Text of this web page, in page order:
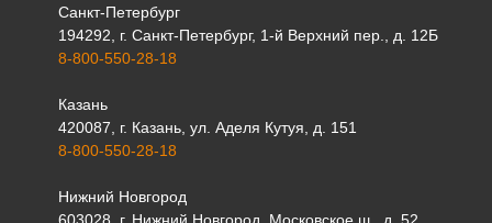
Санкт-Петербург
194292, г. Санкт-Петербург, 1-й Верхний пер., д. 12Б
8-800-550-28-18
Казань
420087, г. Казань, ул. Аделя Кутуя, д. 151
8-800-550-28-18
Нижний Новгород